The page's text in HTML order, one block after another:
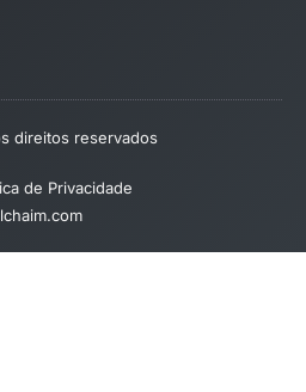
direitos reservados
de Privacidade